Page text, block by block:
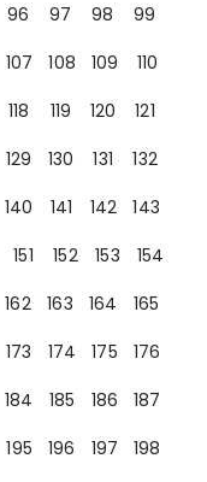
96 97 98
99
107 108 109
110
118 119 120
121
129 130 131
132
140 141 142
143
151 152 153
154
162 163 164
165
173 174 175
176
184 185 186
187
195 196 197
198